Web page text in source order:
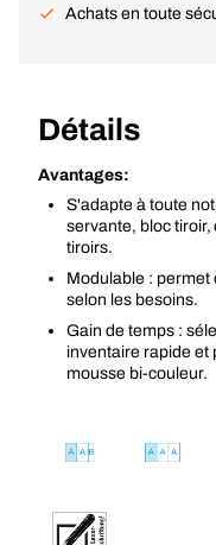
Achats en toute
Détails
Avantages:
S'adapte à toute
servante, bloc
tiroirs.
Modulable :
selon les besoins.
Gain de temps :
inventaire rapide et
mousse bi-couleur.